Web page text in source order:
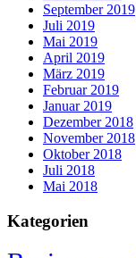
September 2019
Juli 2019
Mai 2019
April 2019
März 2019
Februar 2019
Januar 2019
Dezember 2018
November 2018
Oktober 2018
Juli 2018
Mai 2018
Kategorien